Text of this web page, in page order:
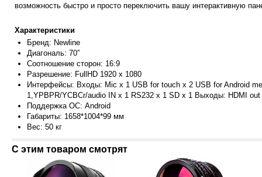
возможность быстро и просто переключить вашу интерактивную
Характеристики
Бренд: Newline
Диагональ: 70”
Соотношение сторон: 16:9
Разрешение: FullHD 1920 x 1080
Интерфейсы: Входы: Mic x 1 USB for touch x 2 USB for Android
1,YPBPR/YCBCr/audio IN x 1 RS232 x 1 SD x 1 Выходы: HDMI
Поддержка ОС: Android
Габариты: 1658*1004*99 мм
Вес: 50 кг
С этим товаром смотрят